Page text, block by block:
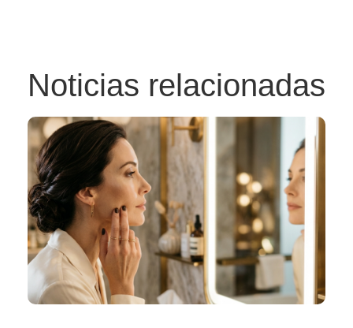
Noticias relacionadas